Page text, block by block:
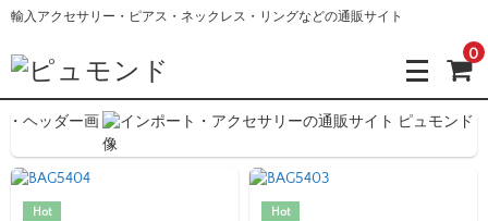
輸入アクセサリー・ピアス・ネックレス・リングなどの通販サイト
0
Hot Hot